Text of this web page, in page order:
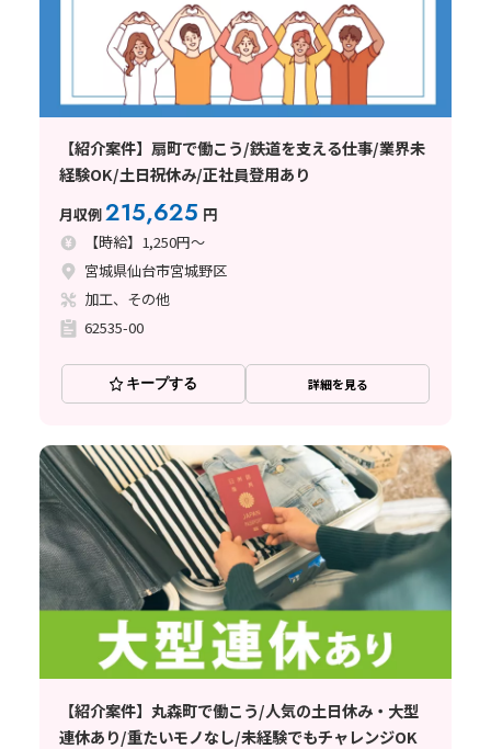
【紹介案件】扇町で働こう/鉄道を支える仕事/業界未
経験OK/土日祝休み/正社員登用あり
月収例215,625 円
【時給】1,250円～
宮城県仙台市宮城野区
加工、その他
62535-00
キープする 詳細を見る
【紹介案件】丸森町で働こう/人気の土日休み・大型
連休あり/重たいモノなし/未経験でもチャレンジOK